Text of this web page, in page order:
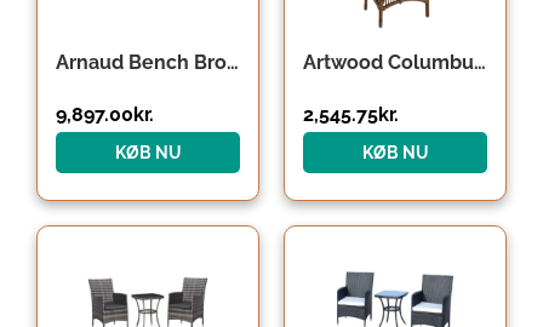
Arnaud Bench Brown
9,897.00kr.
KØB NU
Artwood Columbus spisestol – antique – inkl. hynde
2,545.75kr.
KØB NU